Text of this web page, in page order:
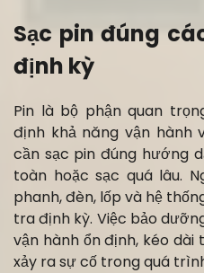
Sạc pin đúng
định kỳ
Pin là bộ phận quan
định khả năng vận hành
cần sạc pin đúng hướng
toàn hoặc sạc quá lâu.
phanh, đèn, lốp và hệ
tra định kỳ. Việc bảo
vận hành ổn định, kéo dài
xảy ra sự cố trong quá